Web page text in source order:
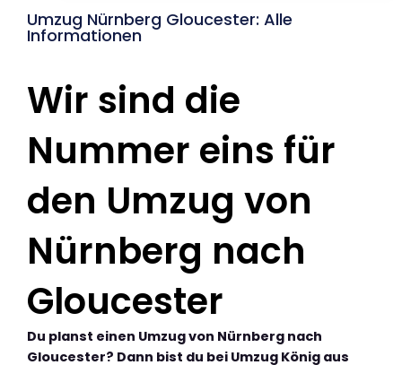
Umzug Nürnberg Gloucester: Alle
Informationen
Wir sind die
Nummer eins für
den Umzug von
Nürnberg nach
Gloucester
Du planst einen Umzug von Nürnberg nach
Gloucester? Dann bist du bei Umzug König aus